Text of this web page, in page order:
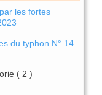
les fortes
du typhon N° 14
( 2 )